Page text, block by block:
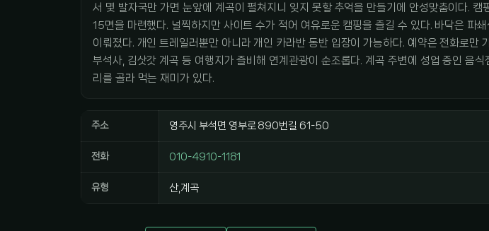
서 몇 발자국만 가면 눈앞에 계곡이 펼쳐지니 잊지 못할 추억을 만들기에 안성맞춤이다. 캠
15면을 마련했다. 널찍하지만 사이트 수가 적어 여유로운 캠핑을 즐길 수 있다. 바닥은 파
이뤄졌다. 개인 트레일러뿐만 아니라 개인 카라반 동반 입장이 가능하다. 예약은 전화로만
부석사, 김삿갓 계곡 등 여행지가 즐비해 연계관광이 순조롭다. 계곡 주변에 성업 중인 음식
리를 골라 먹는 재미가 있다.
주소 영주시 부석면 영부로 890번길 61-50
전화 010-4910-1181
유형 산,계곡